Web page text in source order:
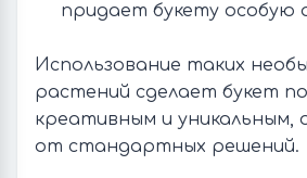
придает букету особую
Использование таких
растений сделает букет
креативным и уникальным,
от стандартных решений.